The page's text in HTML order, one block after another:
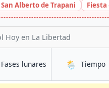
Alberto de Trapani Fiesta
Hoy en La Libertad
Fases lunares en La Libertad
🌦️ Tiempo